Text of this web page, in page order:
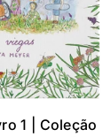
Carrinho
1 | Coleção